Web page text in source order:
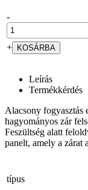
-
+
Leírás
Termékkérdés
Alacsony fogyasztás
hagyományos zár
Feszültség alatt
panelt, amely a zárat
típus